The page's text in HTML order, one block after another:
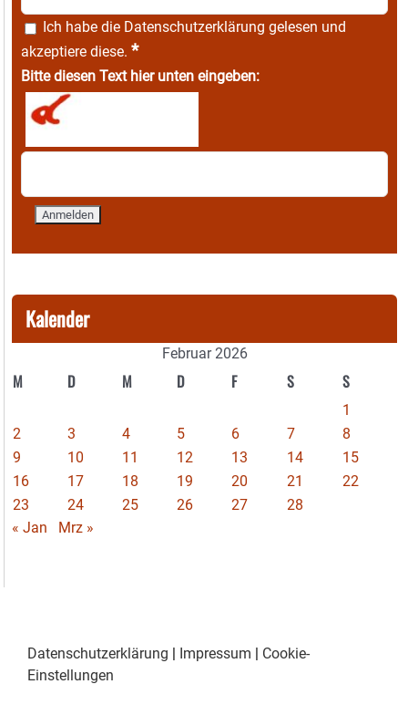
Ich habe die Datenschutzerklärung gelesen und
akzeptiere diese. *
Bitte diesen Text hier unten eingeben:
Kalender
Februar 2026
M D M D F S S
1
2
3 4 5 6 7
8
9
10 11 12 13 14
15
16
17 18 19 20 21
22
23
24 25 26 27
28
« Jan
Mrz »
Datenschutzerklärung Impressum
Cookie-
Einstellungen